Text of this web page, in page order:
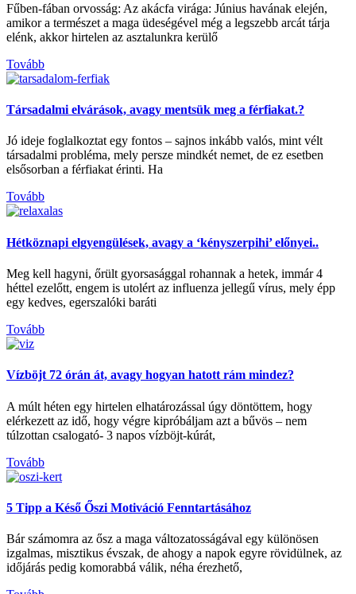
Fűben-fában orvosság: Az akácfa virága: Június havának elején,
amikor a természet a maga üdeségével még a legszebb arcát tárja
elénk, akkor hirtelen az asztalunkra kerülő
Tovább
Társadalmi elvárások, avagy mentsük meg a férfiakat.?
Jó ideje foglalkoztat egy fontos – sajnos inkább valós, mint vélt
társadalmi probléma, mely persze mindkét nemet, de ez esetben
elsősorban a férfiakat érinti. Ha
Tovább
Hétköznapi elgyengülések, avagy a ‘kényszerpihi’ előnyei..
Meg kell hagyni, őrült gyorsasággal rohannak a hetek, immár 4
héttel ezelőtt, engem is utolért az influenza jellegű vírus, mely épp
egy kedves, egerszalóki baráti
Tovább
Vízböjt 72 órán át, avagy hogyan hatott rám mindez?
A múlt héten egy hirtelen elhatározással úgy döntöttem, hogy
elérkezett az idő, hogy végre kipróbáljam azt a bűvös – nem
túlzottan csalogató- 3 napos vízböjt-kúrát,
Tovább
5 Tipp a Késő Őszi Motiváció Fenntartásához
Bár számomra az ősz a maga változatosságával egy különösen
izgalmas, misztikus évszak, de ahogy a napok egyre rövidülnek, az
időjárás pedig komorabbá válik, néha érezhető,